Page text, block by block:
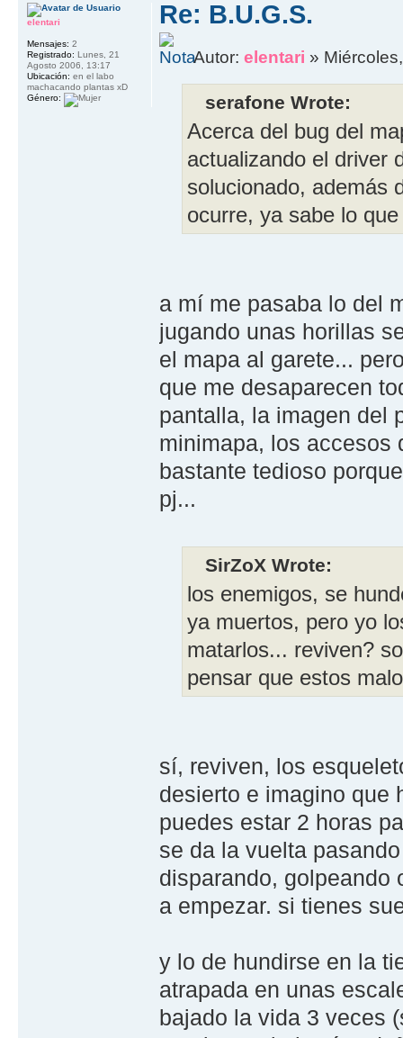
Re: B.U.G.S.
Autor:elentari »
serafone Wrote:
Acerca del bug del
actualizando el driver
solucionado, además
ocurre, ya sabe lo
a mí me pasaba lo del
jugando unas horillas
el mapa al garete...
que me desaparecen
pantalla, la imagen del
minimapa, los accesos
bastante tedioso
pj...
SirZoX Wrote:
los enemigos, se
ya muertos, pero yo
matarlos... reviven?
pensar que estos
sí, reviven, los
desierto e imagino que
puedes estar 2 horas
se da la vuelta
disparando, golpeando
a empezar. si tienes
y lo de hundirse en la
atrapada en unas
bajado la vida 3 veces
elentari
Mensajes: 2
Registrado: Lunes, 21
Agosto 2006, 13:17
Ubicación: en el labo
machacando plantas xD
Género: